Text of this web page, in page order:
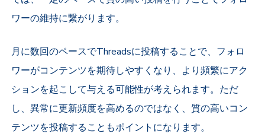
ワーの維持に繋がります。
月に数回のペースでThreadsに投稿することで、フォロ
ワーがコンテンツを期待しやすくなり、より頻繁にアク
ションを起こして与える可能性が考えられます。ただ
し、異常に更新頻度を高めるのではなく、質の高いコン
テンツを投稿することもポイントになります。